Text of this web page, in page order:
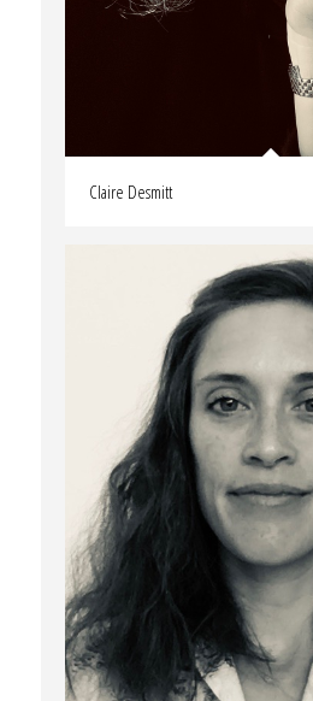
Claire Desmitt